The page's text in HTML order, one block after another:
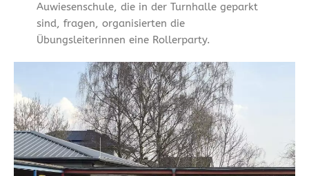
Auwiesenschule, die in der Turnhalle geparkt
sind, fragen, organisierten die
Übungsleiterinnen eine Rollerparty.